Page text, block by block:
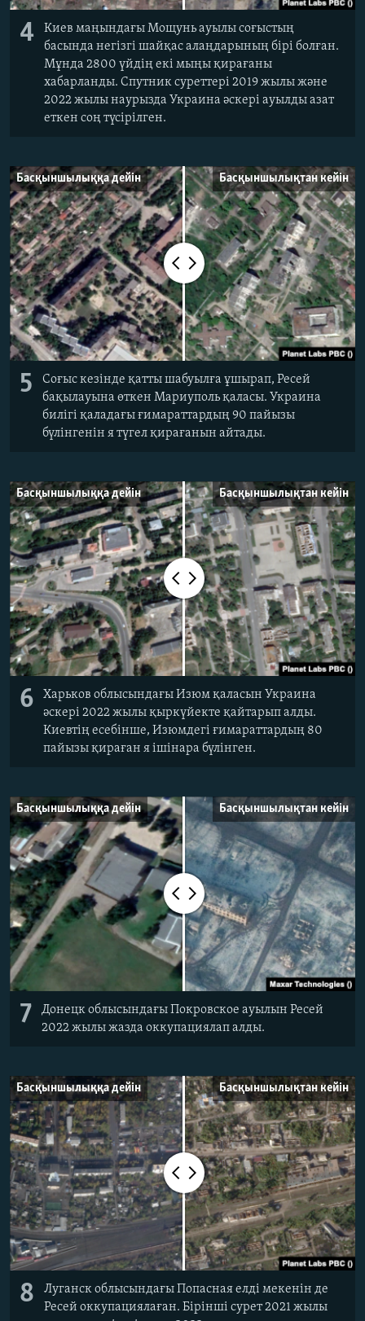
4
Киев маңындағы Мощунь ауылы соғыстың
басында негізгі шайқас алаңдарының бірі болған.
Мұнда 2800 үйдің екі мыңы қирағаны
хабарланды. Спутник суреттері 2019 жылы және
2022 жылы наурызда Украина әскері ауылды азат
еткен соң түсірілген.
Басқыншылыққа дейін Басқыншылықтан кейін
5
Соғыс кезінде қатты шабуылға ұшырап, Ресей
бақылауына өткен Мариуполь қаласы. Украина
билігі қаладағы ғимараттардың 90 пайызы
бүлінгенін я түгел қирағанын айтады.
Басқыншылыққа дейін Басқыншылықтан кейін
6
Харьков облысындағы Изюм қаласын Украина
әскері 2022 жылы қыркүйекте қайтарып алды.
Киевтің есебінше, Изюмдегі ғимараттардың 80
пайызы қираған я ішінара бүлінген.
Басқыншылыққа дейін Басқыншылықтан кейін
7
Донецк облысындағы Покровское ауылын Ресей
2022 жылы жазда оккупациялап алды.
Басқыншылыққа дейін Басқыншылықтан кейін
8
Луганск облысындағы Попасная елді мекенін де
Ресей оккупациялаған. Бірінші сурет 2021 жылы